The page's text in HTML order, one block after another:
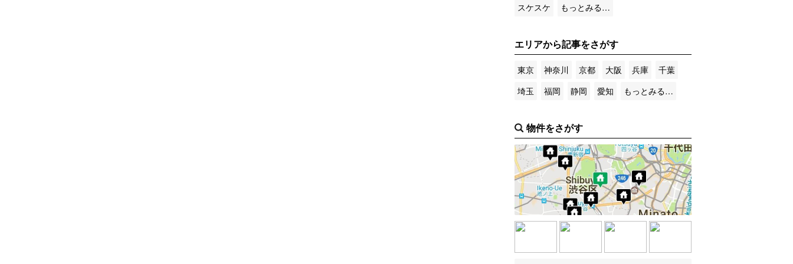
スケスケ
もっとみる…
エリアから記事をさがす
東京 神奈川 京都 大阪 兵庫
千葉
埼玉
福岡 静岡 愛知 もっとみる…
物件をさがす